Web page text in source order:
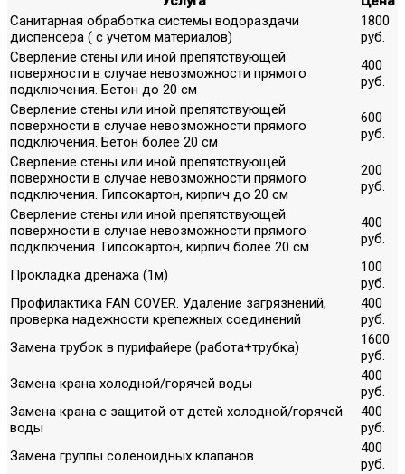
Санитарная обработка системы водораздачи
диспенсера ( с учетом материалов)
1800
руб.
Сверление стены или иной препятствующей
поверхности в случае невозможности прямого
подключения. Бетон до 20 см
400
руб.
Сверление стены или иной препятствующей
поверхности в случае невозможности прямого
подключения. Бетон более 20 см
600
руб.
Сверление стены или иной препятствующей
поверхности в случае невозможности прямого
подключения. Гипсокартон, кирпич до 20 см
200
руб.
Сверление стены или иной препятствующей
поверхности в случае невозможности прямого
подключения. Гипсокартон, кирпич более 20 см
400
руб.
Прокладка дренажа (1м)
100
руб.
Профилактика FAN COVER. Удаление загрязнений,
проверка надежности крепежных соединений
400
руб.
Замена трубок в пурифайере (работа+трубка)
1600
руб.
Замена крана холодной/горячей воды
400
руб.
Замена крана с защитой от детей холодной/горячей
воды
400
руб.
Замена группы соленоидных клапанов
400
руб.